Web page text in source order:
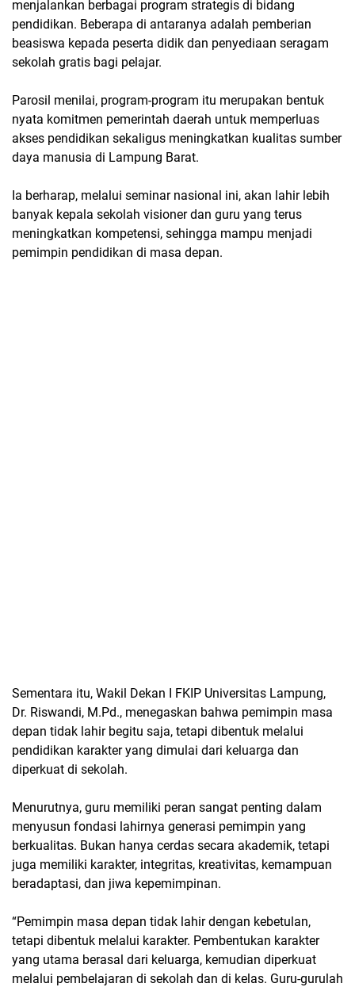
menjalankan berbagai program strategis di bidang
pendidikan. Beberapa di antaranya adalah pemberian
beasiswa kepada peserta didik dan penyediaan seragam
sekolah gratis bagi pelajar.
Parosil menilai, program-program itu merupakan bentuk
nyata komitmen pemerintah daerah untuk memperluas
akses pendidikan sekaligus meningkatkan kualitas sumber
daya manusia di Lampung Barat.
Ia berharap, melalui seminar nasional ini, akan lahir lebih
banyak kepala sekolah visionerdan guru yang terus
meningkatkan kompetensi, sehingga mampu menjadi
pemimpin pendidikan di masa depan.
Sementara itu, Wakil Dekan I FKIP Universitas Lampung,
Dr. Riswandi, M.Pd., menegaskan bahwa pemimpin masa
depan tidak lahir begitu saja, tetapi dibentuk melalui
pendidikan karakter yang dimulai dari keluarga dan
diperkuat di sekolah.
Menurutnya, guru memiliki peran sangat penting dalam
menyusun fondasi lahirnya generasi pemimpin yang
berkualitas. Bukan hanya cerdas secara akademik, tetapi
juga memiliki karakter, integritas, kreativitas, kemampuan
beradaptasi, dan jiwa kepemimpinan.
“Pemimpin masa depan tidak lahir dengan kebetulan,
tetapi dibentuk melalui karakter. Pembentukan karakter
yang utama berasal dari keluarga, kemudian diperkuat
melalui pembelajaran di sekolah dan di kelas. Guru-gurulah